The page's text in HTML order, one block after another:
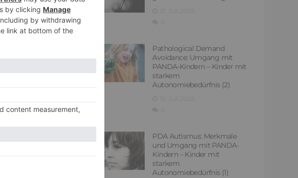
Pathological Demand
Avoidance: Umgang mit
PANDA-Kindern – Kinder mit
starkem
Autonomiebedürfnis (2)
PDA Autismus: Merkmale
und Umgang mit PANDA-
Kindern – Kinder mit
starkem
Autonomiebedürfnis (1)